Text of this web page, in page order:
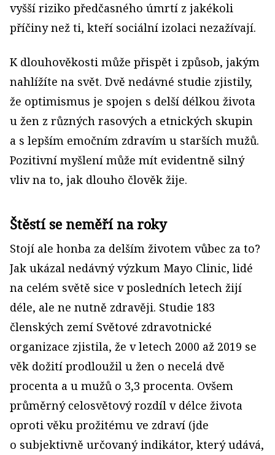
vyšší riziko předčasného úmrtí z jakékoli
příčiny než ti, kteří sociální izolaci nezažívají.
K dlouhověkosti může přispět i způsob, jakým
nahlížíte na svět. Dvě nedávné studie zjistily,
že optimismus je spojen s delší délkou života
u žen z různých rasových a etnických skupin
a s lepším emočním zdravím u starších mužů.
Pozitivní myšlení může mít evidentně silný
vliv na to, jak dlouho člověk žije.
Štěstí se neměří na roky
Stojí ale honba za delším životem vůbec za to?
Jak ukázal nedávný výzkum Mayo Clinic, lidé
na celém světě sice v posledních letech žijí
déle, ale ne nutně zdravěji. Studie 183
členských zemí Světové zdravotnické
organizace zjistila, že v letech 2000 až 2019 se
věk dožití prodloužil u žen o necelá dvě
procenta a u mužů o 3,3 procenta. Ovšem
průměrný celosvětový rozdíl v délce života
oproti věku prožitému ve zdraví (jde
o subjektivně určovaný indikátor, který udává,